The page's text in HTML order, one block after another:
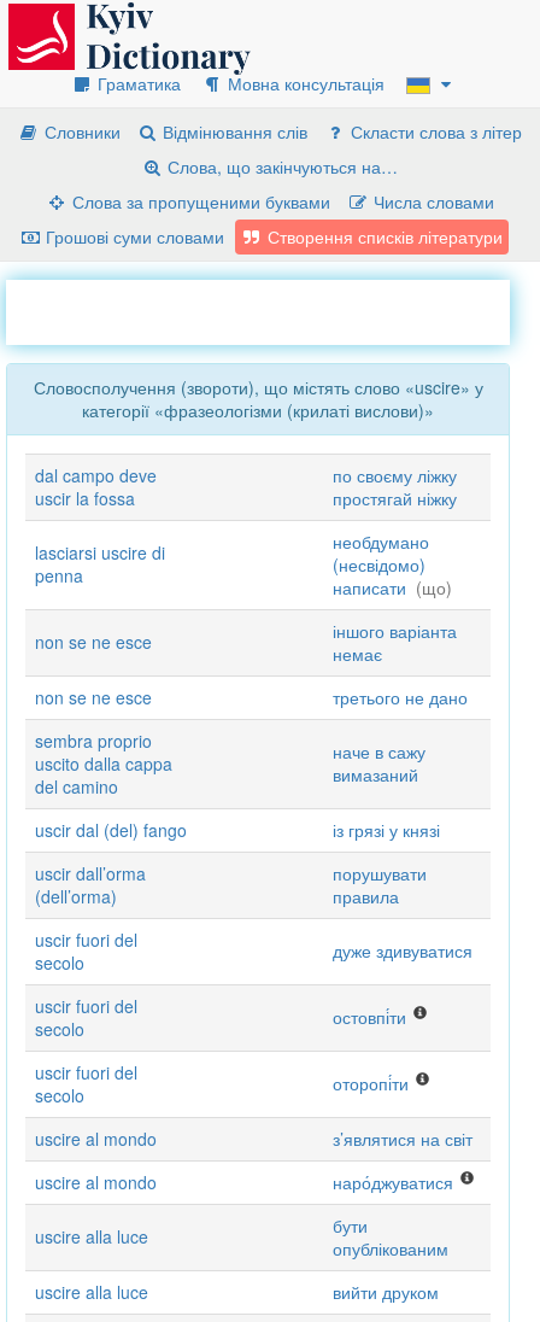
Граматика
Мовна консультація
Словники
Відмінювання слів
Скласти слова з літер
Слова, що закінчуються на…
Слова за пропущеними буквами
Числа словами
Грошові суми словами
Створення списків літератури
Словосполучення (звороти), що містять слово «uscire» у
категорії «фразеологізми (крилаті вислови)»
dal campo deve
uscir la fossa
по своєму ліжку
простягай ніжку
lasciarsi uscire di
penna
необдумано
(несвідомо)
написати (що)
non se ne esce
іншого варіанта
немає
non se ne esce
третього не дано
sembra proprio
uscito dalla cappa
del camino
наче в сажу
вимазаний
uscir dal (del) fango
із грязі у князі
uscir dall’orma
(dell’orma)
порушувати
правила
uscir fuori del
secolo
дуже здивуватися
uscir fuori del
secolo
остовпі́ти
uscir fuori del
secolo
оторопі́ти
uscire al mondo
з’являтися на світ
uscire al mondo
наро́джуватися
uscire alla luce
бути
опублікованим
uscire alla luce
вийти друком